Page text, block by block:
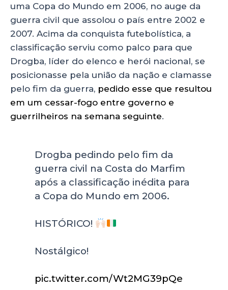
uma Copa do Mundo em 2006, no auge da
guerra civil que assolou o país entre 2002 e
2007. Acima da conquista futebolística, a
classificação serviu como palco para que
Drogba, líder do elenco e herói nacional, se
posicionasse pela união da nação e clamasse
pelo fim da guerra, pedido esse que resultou
em um cessar-fogo entre governo e
guerrilheiros na semana seguinte.
Drogba pedindo pelo fim da
guerra civil na Costa do Marfim
após a classificação inédita para
a Copa do Mundo em 2006.
HISTÓRICO!
Nostálgico!
pic.twitter.com/Wt2MG39pQe